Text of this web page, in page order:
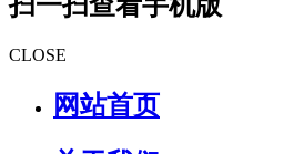
CLOSE
网站首页